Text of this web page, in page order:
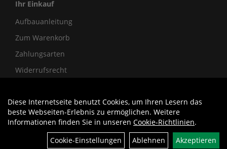
Ihr Einkauf
Aufbauanleitung
Zum Warenkorb
Zahlungsarten
Widerrufsrecht
Diese Internetseite benutzt Cookies, um Ihren Lesern das
beste Webseiten-Erlebnis zu ermöglichen. Weitere
Informationen finden Sie in unseren Cookie-Richtlinien.
Cookie-Einstellungen
Ablehnen Akzeptieren
Auftrag widerrufen